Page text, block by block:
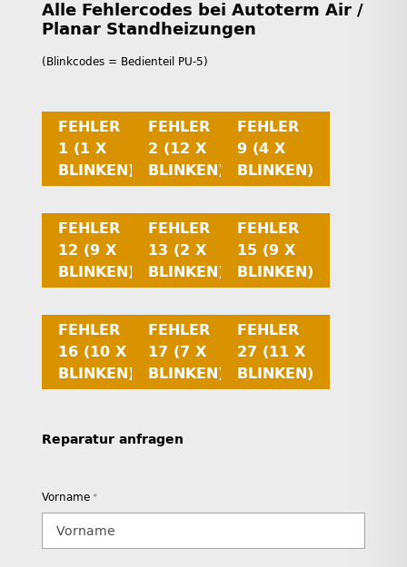
Alle Fehlercodes bei Autoterm Air /
Planar Standheizungen
(Blinkcodes = Bedienteil PU-5)
FEHLER
1 (1 X
BLINKEN)
FEHLER
2 (12 X
BLINKEN)
FEHLER
9 (4 X
BLINKEN)
FEHLER
12 (9 X
BLINKEN)
FEHLER
13 (2 X
BLINKEN)
FEHLER
15 (9 X
BLINKEN)
FEHLER
16 (10 X
BLINKEN)
FEHLER
17 (7 X
BLINKEN)
FEHLER
27 (11 X
BLINKEN)
Reparatur anfragen
Vorname *